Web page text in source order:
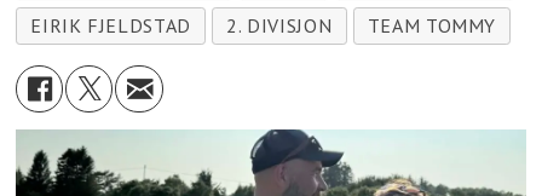
EIRIK FJELDSTAD
2. DIVISJON TEAM TOMMY